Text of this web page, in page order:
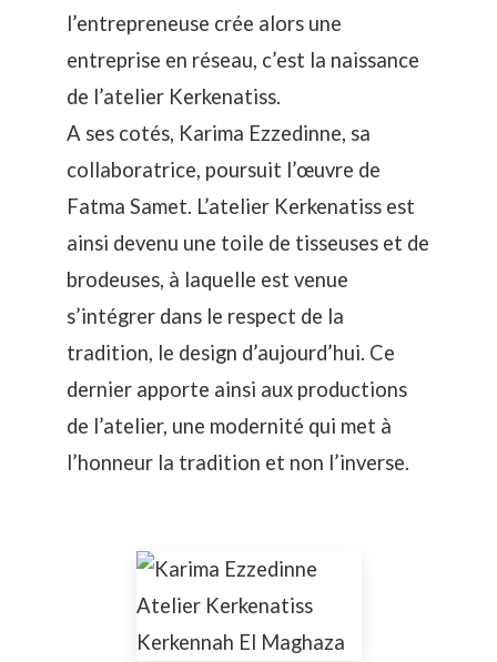
l’entrepreneuse crée alors une
entreprise en réseau, c’est la naissance
de l’atelier Kerkenatiss.
A ses cotés, Karima Ezzedinne, sa
collaboratrice, poursuit l’œuvre de
Fatma Samet. L’atelier Kerkenatiss est
ainsi devenu une toile de tisseuses et de
brodeuses, à laquelle est venue
s’intégrer dans le respect de la
tradition, le design d’aujourd’hui. Ce
dernier apporte ainsi aux productions
de l’atelier, une modernité qui met à
l’honneur la tradition et non l’inverse.